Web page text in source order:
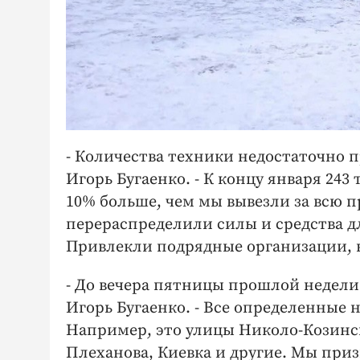
- Количества техники недостаточно
Игорь Бугаенко. - К концу января
10% больше, чем мы вывезли за всю
перераспределили силы и средства
Привлекли подрядные организации,
- До вечера пятницы прошлой
Игорь Бугаенко. - Все
Например, это улицы Николо-
Плеханова, Киевка и другие. Мы